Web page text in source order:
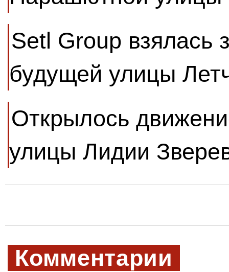
Setl Group взялась
будущей улицы
Открылось
улицы Лидии
Комментарии